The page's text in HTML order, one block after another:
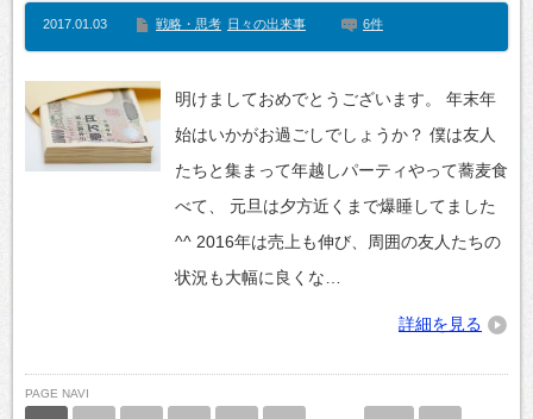
2017.01.03 戦略・思考 日々の出来事 6件
明けましておめでとうございます。 年末年
始はいかがお過ごしでしょうか？ 僕は友人
たちと集まって年越しパーティやって蕎麦食
べて、 元旦は夕方近くまで爆睡してました
^^ 2016年は売上も伸び、周囲の友人たちの
状況も大幅に良くな…
詳細を見る
PAGE NAVI